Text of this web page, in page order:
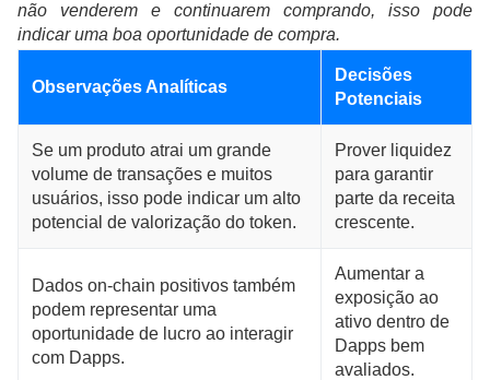
não venderem e continuarem comprando, isso pode
indicar uma boa oportunidade de compra.
Observações Analíticas
Decisões
Potenciais
Se um produto atrai um grande
volume de transações e muitos
usuários, isso pode indicar um alto
potencial de valorização do token.
Prover liquidez
para garantir
parte da receita
crescente.
Dados on-chain positivos também
podem representar uma
oportunidade de lucro ao interagir
com Dapps.
Aumentar a
exposição ao
ativo dentro de
Dapps bem
avaliados.